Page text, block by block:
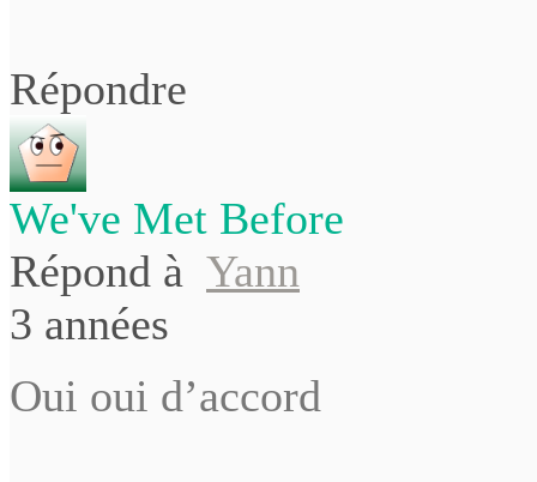
Répondre
We've Met Before
Répond à Yann
3 années
Oui oui d’accord